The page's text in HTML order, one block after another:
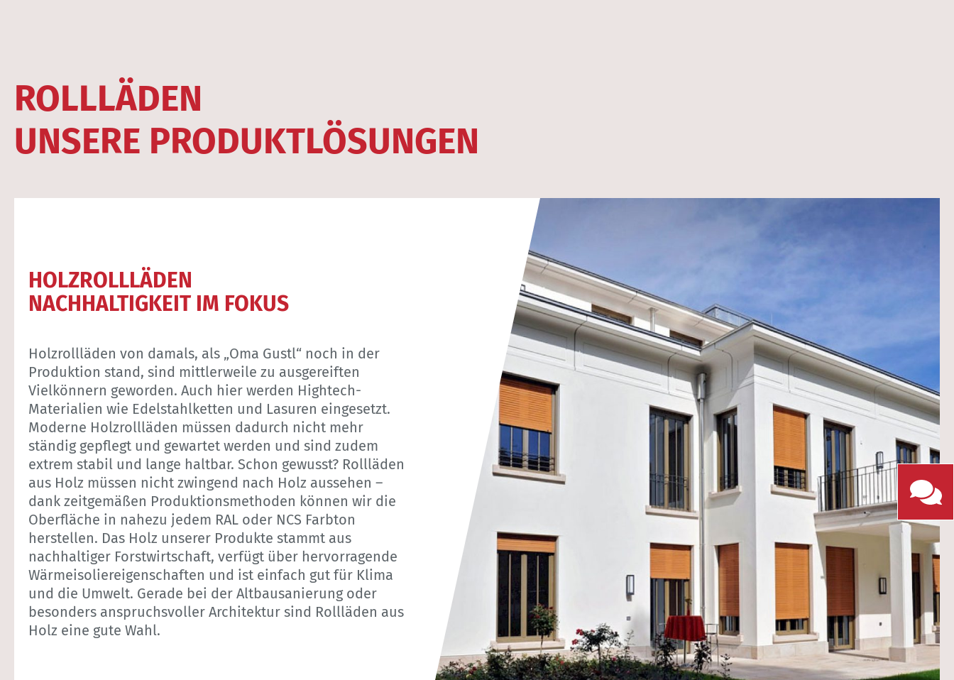
ROLLLÄDEN
UNSERE PRODUKT­LÖSUNGEN
HOLZROLLLÄDEN
NACHHALTIGKEIT IM FOKUS
Holzrollläden von damals, als „Oma Gustl“ noch in der
Produktion stand, sind mittlerweile zu ausgereiften
Vielkönnern geworden. Auch hier werden Hightech-
Materialien wie Edelstahlketten und Lasuren eingesetzt.
Moderne Holzrollläden müssen dadurch nicht mehr
ständig gepflegt und gewartet werden und sind zudem
extrem stabil und lange haltbar. Schon gewusst? Rollläden
aus Holz müssen nicht zwingend nach Holz aussehen –
dank zeitgemäßen Produktionsmethoden können wir die
Oberfläche in nahezu jedem RAL oder NCS Farbton
herstellen. Das Holz unserer Produkte stammt aus
nachhaltiger Forstwirtschaft, verfügt über hervorragende
Wärmeisoliereigenschaften und ist einfach gut für Klima
und die Umwelt. Gerade bei der Altbausanierung oder
besonders anspruchsvoller Architektur sind Rollläden aus
Holz eine gute Wahl.